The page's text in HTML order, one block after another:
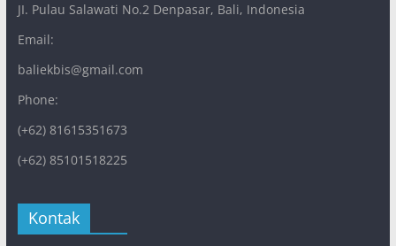
JI. Pulau Salawati No.2 Denpasar, Bali, Indonesia
Email:
baliekbis@gmail.com
Phone:
(+62) 81615351673
(+62) 85101518225
Kontak